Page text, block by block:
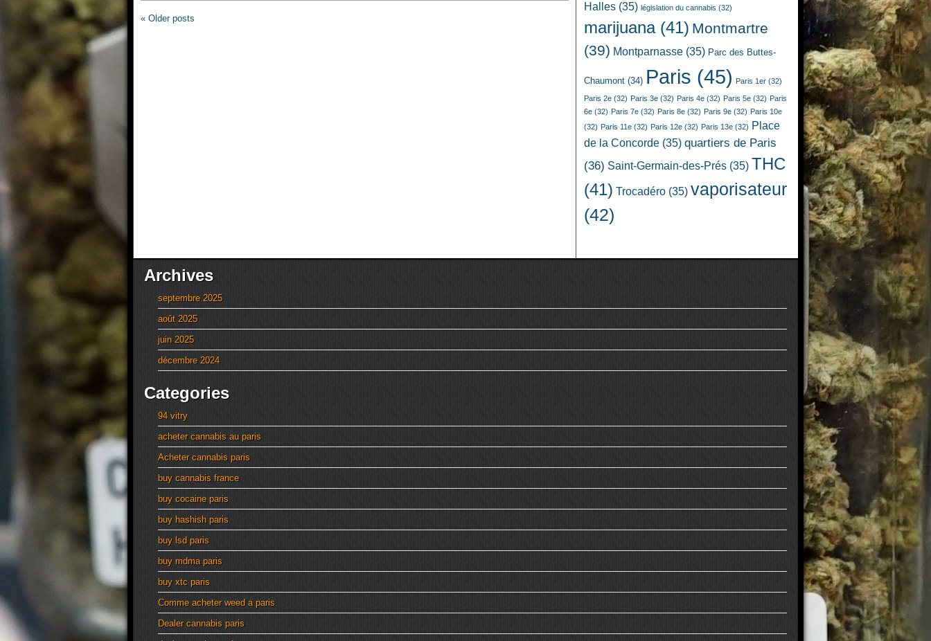
« Older posts
Halles (35) législation du cannabis (32)
marijuana(41) Montmartre
(39) Montparnasse (35) Parc des Buttes-
Chaumont (34) Paris (45) Paris 1er (32)
Paris 2e (32) Paris 3e (32) Paris 4e (32) Paris 5e (32) Paris
6e (32) Paris 7e (32) Paris 8e (32) Paris 9e (32) Paris 10e
(32) Paris 11e (32) Paris 12e (32) Paris 13e (32) Place
de la Concorde (35) quartiers de Paris
(36) Saint-Germain-des-Prés (35) THC
(41) Trocadéro (35) vaporisateur
(42)
Archives
septembre 2025
août 2025
juin 2025
décembre 2024
Categories
94 vitry
acheter cannabis au paris
Acheter cannabis paris
buy cannabis france
buy cocaine paris
buy hashish paris
buy lsd paris
buy mdma paris
buy xtc paris
Comme acheter weed a paris
Dealer cannabis paris